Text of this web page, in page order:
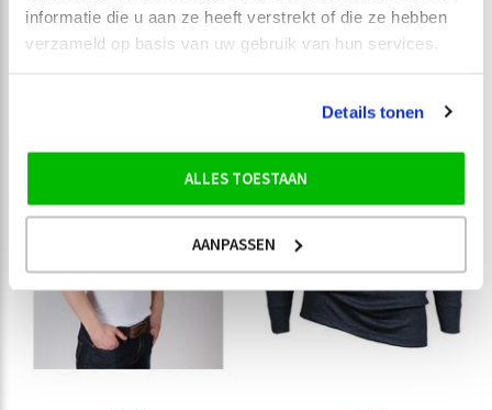
informatie die u aan ze heeft verstrekt of die ze hebben
verzameld op basis van uw gebruik van hun services.
Details tonen
ALLES TOESTAAN
AANPASSEN